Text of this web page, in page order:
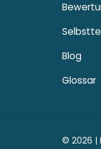
Blog
Glossar
© 2026 |